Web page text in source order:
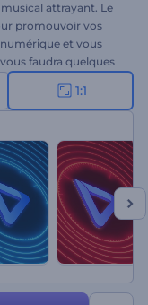
attrayant. Le
promouvoir vos
et vous
faudra quelques
de la chanson et
musique moderne.
titres, à la sortie
et à bien d'autres
1:1